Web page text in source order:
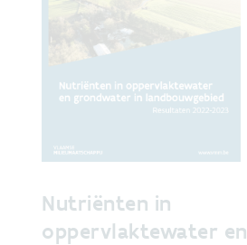
Nutriënten in
oppervlaktewater en